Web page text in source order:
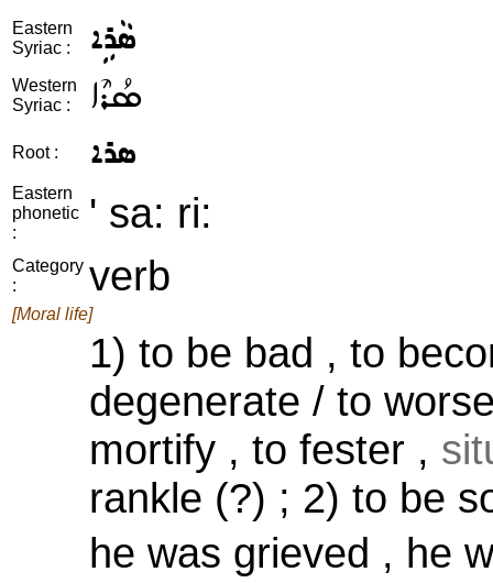
Eastern
Syriac :
ܣܵܪܹܐ
Western
Syriac :
ܣܳܪܶܐ
Root : ܣܪܐ
Eastern
phonetic
:
' sa: ri:
Category
:
verb
[Moral life]
1) to be bad , to
degenerate / to
mortify , to fester ,
rankle (?) ; 2) to be
he was grieved , he